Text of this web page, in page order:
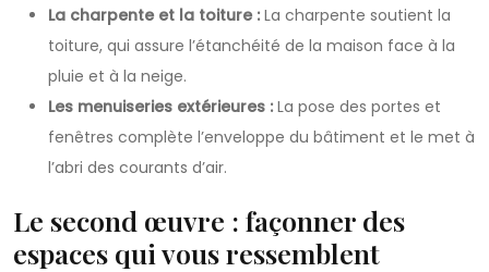
La charpente et la toiture : La charpente soutient la
toiture, qui assure l’étanchéité de la maison face à la
pluie et à la neige.
Les menuiseries extérieures : La pose des portes et
fenêtres complète l’enveloppe du bâtiment et le met à
l’abri des courants d’air.
Le second œuvre : façonner des
espaces qui vous ressemblent